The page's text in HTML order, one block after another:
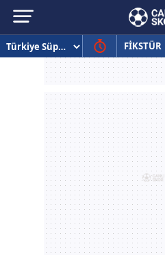
FİKSTÜR